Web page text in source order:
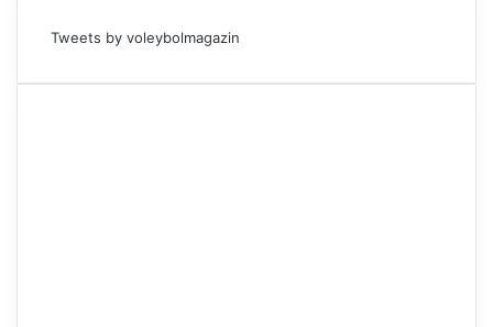
Tweets by voleybolmagazin